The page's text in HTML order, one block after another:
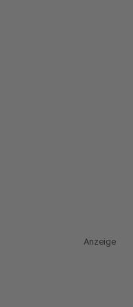
Anzeige